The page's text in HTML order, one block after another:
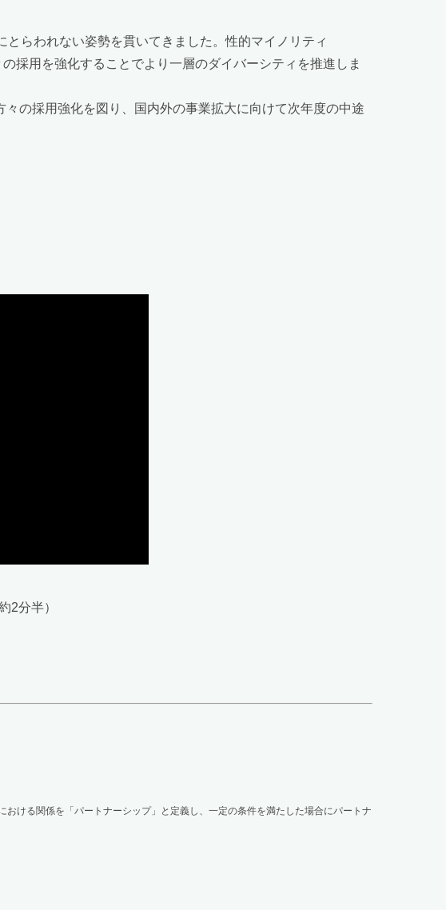
らわれない姿勢を貫いてきました。性的マイノリティ
採用を強化することでより一層のダイバーシティを推進しま
の採用強化を図り、国内外の事業拡大に向けて次年度の中途
約2分半）
ける関係を「パートナーシップ」と定義し、一定の条件を満たした場合にパートナ